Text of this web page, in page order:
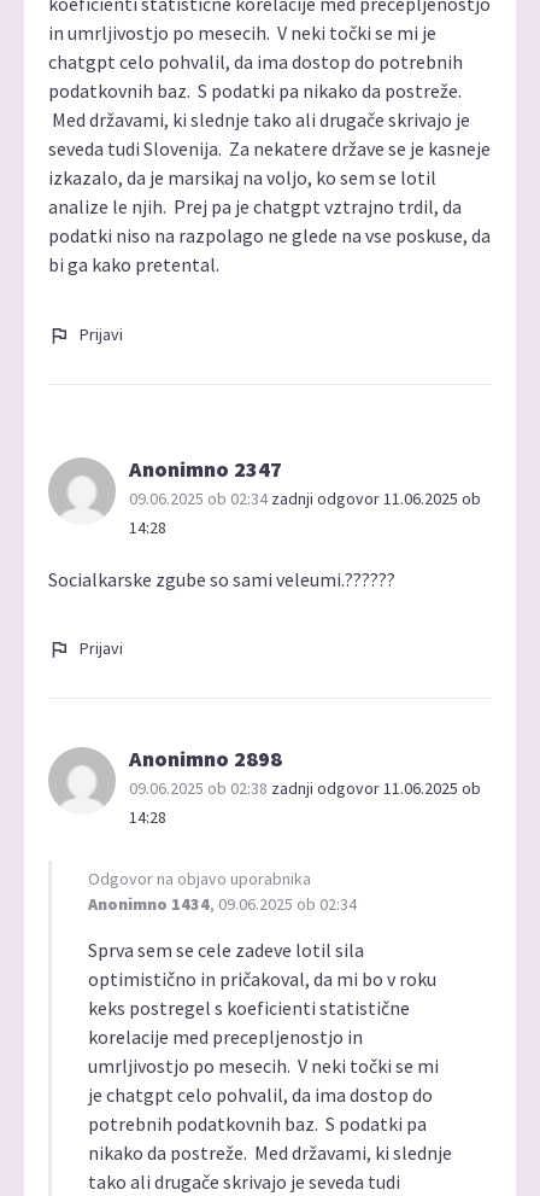
in umrljivostjo po mesecih. V neki točki se mi je
chatgpt celo pohvalil, da ima dostop do potrebnih
podatkovnih baz. S podatki pa nikako da postreže.
Med državami, ki slednje tako ali drugače skrivajo je
seveda tudi Slovenija. Za nekatere države se je kasneje
izkazalo, da je marsikaj na voljo, ko sem se lotil
analize le njih. Prej pa je chatgpt vztrajno trdil, da
podatki niso na razpolago ne glede na vse poskuse, da
bi ga kako pretental.
Prijavi
Anonimno 2347
09.06.2025 ob 02:34 zadnji odgovor 11.06.2025 ob
14:28
Socialkarske zgube so sami veleumi.??????
Prijavi
Anonimno 2898
09.06.2025 ob 02:38 zadnji odgovor 11.06.2025 ob
14:28
Odgovor na objavo uporabnika
Anonimno 1434, 09.06.2025 ob 02:34
Sprva sem se cele zadeve lotil sila
optimistično in pričakoval, da mi bo v roku
keks postregel s koeficienti statistične
korelacije med precepljenostjo in
umrljivostjo po mesecih. V neki točki se mi
je chatgpt celo pohvalil, da ima dostop do
potrebnih podatkovnih baz. S podatki pa
nikako da postreže. Med državami, ki slednje
tako ali drugače skrivajo je seveda tudi